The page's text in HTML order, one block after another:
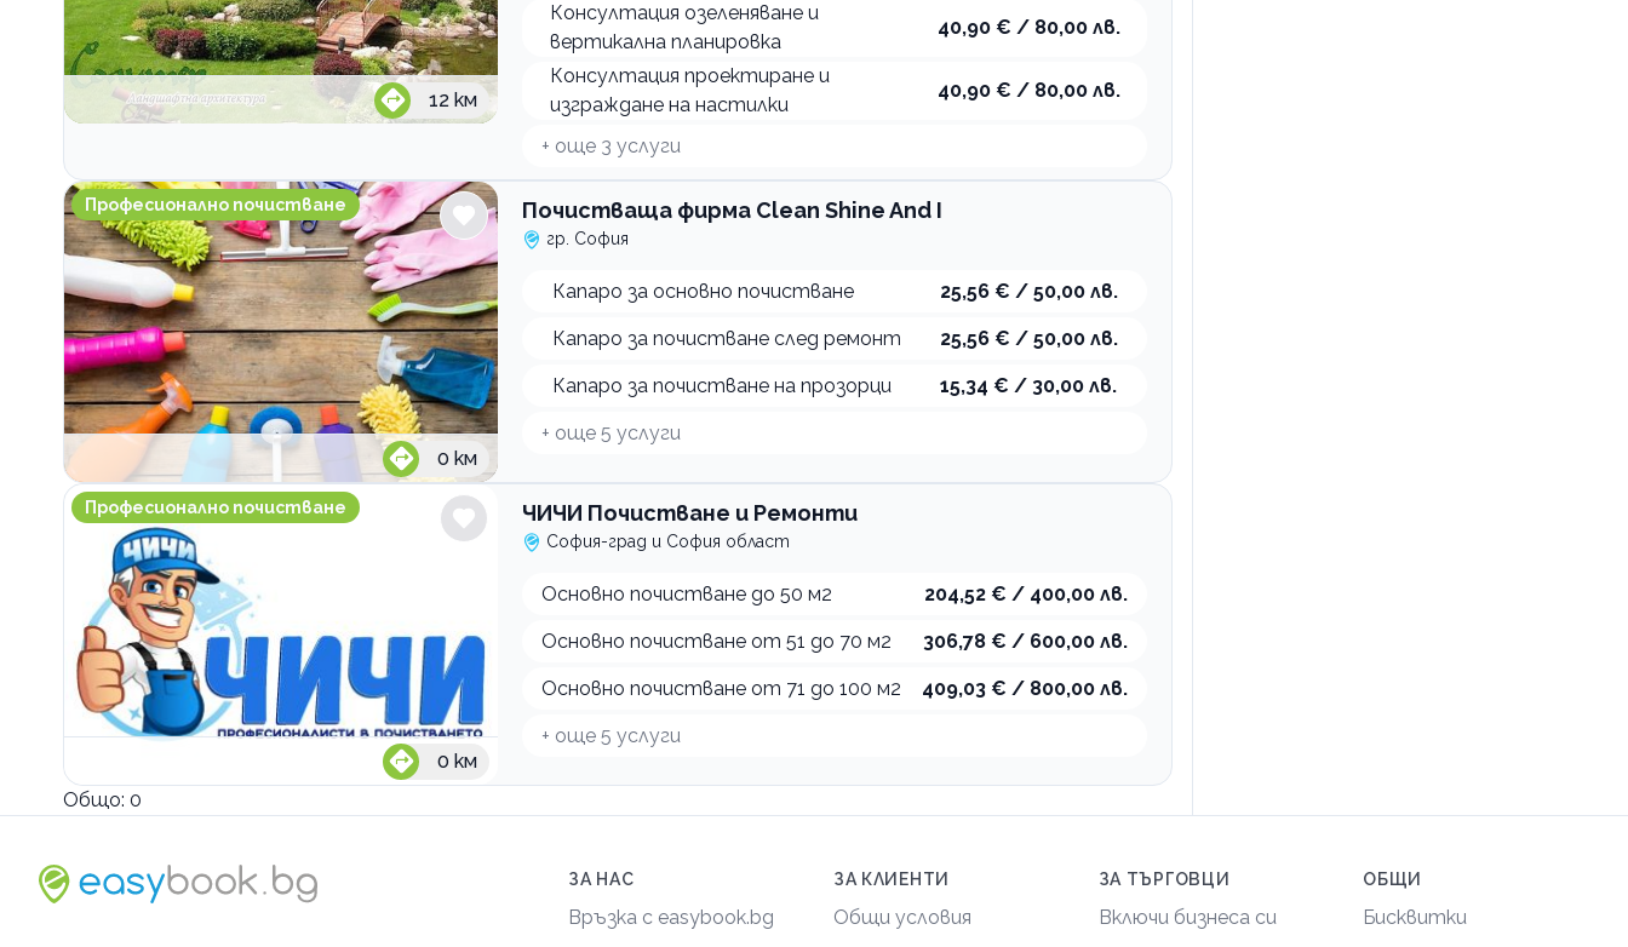
12 км
Консултация озеленяване и
вертикална планировка
40,90 € / 80,00 лв.
Консултация проектиране и
изграждане на настилки
40,90 € / 80,00 лв.
+ още 3 услуги
Почистваща фирма Clean Shine And I
Професионално почистване
0 км
Почистваща фирма Clean Shine And I
гр. София
Капаро за основно почистване 25,56 € / 50,00 лв.
Капаро за почистване след ремонт 25,56 € / 50,00 лв.
Капаро за почистване на прозорци 15,34 € / 30,00 лв.
+ още 5 услуги
ЧИЧИ Почистване и Ремонти
Професионално почистване
0 км
ЧИЧИ Почистване и Ремонти
София-град и София област
Основно почистване до 50 м2 204,52 € / 400,00 лв.
Основно почистване от 51 до 70 м2 306,78 € / 600,00 лв.
Основно почистване от 71 до 100 м2 409,03 € / 800,00 лв.
+ още 5 услуги
Общо: 0
ЗА НАС
Връзка с easybook.bg
ЗА КЛИЕНТИ
Общи условия
ЗА ТЪРГОВЦИ
Включи бизнеса си
ОБЩИ
Бисквитки